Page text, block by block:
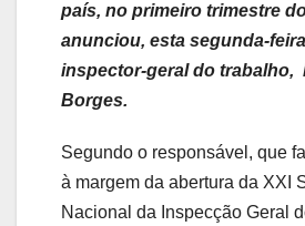
país, no primeiro trimestre
anunciou, esta segunda-
inspector-geral do trabalho,
Borges.
Segundo o responsável, que
à margem da abertura da XXI
Nacional da Inspecção Geral